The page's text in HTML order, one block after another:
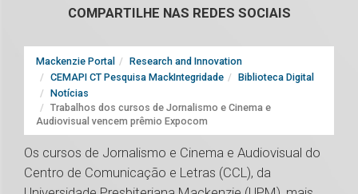
COMPARTILHE NAS REDES SOCIAIS
Mackenzie Portal
Research and Innovation
CEMAPI CT Pesquisa MackIntegridade
Biblioteca Digital
Notícias
Trabalhos dos cursos de Jornalismo e Cinema e
Audiovisual vencem prêmio Expocom
Os cursos de Jornalismo e Cinema e Audiovisual do
Centro de Comunicação e Letras (CCL), da